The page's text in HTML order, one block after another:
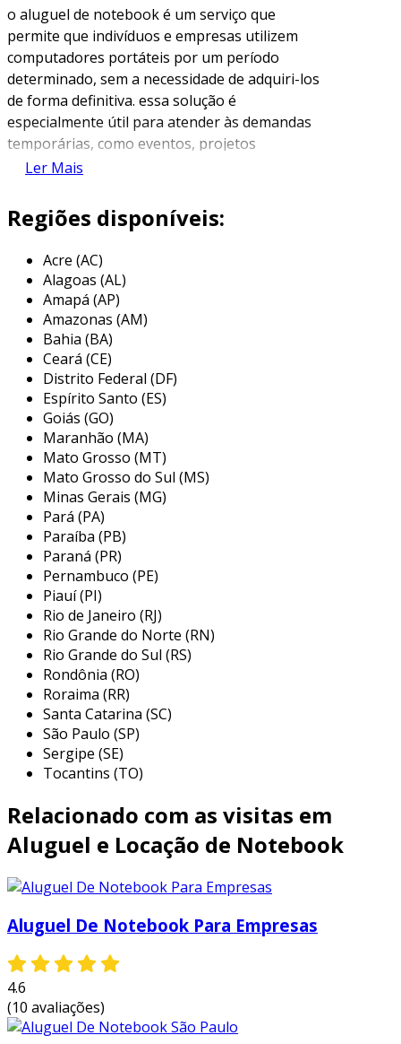
o aluguel de notebook é um serviço que
permite que indivíduos e empresas utilizem
computadores portáteis por um período
determinado, sem a necessidade de adquiri-los
de forma definitiva. essa solução é
especialmente útil para atender às demandas
temporárias, como eventos, projetos
específicos, ou para suprir a necessidade de
além de proporcionar flexibilidade, o aluguel de
performance, que atendem às últimas
exigências tecnológicas. com isso, usuários têm
acesso a máquinas atualizadas e com recursos
adequados, sem a necessidade de investir altos
valores em compra.
principais aplicações do aluguel de
notebook
o aluguel de notebook pode ser aplicado em
diversas situações, atendendo tanto pessoas
físicas quanto jurídicas. algumas das aplicações
mais comuns incluem:
eventos corporativos:
optam por alugar notebooks para
conferências, feiras e seminários, onde há
a necessidade de equipamentos para
apresentações ou para uso pelos
participantes.
projetos temporários:
equipe é formada para um projeto
específico, o aluguel de notebooks pode
ser uma solução prática para dotar todos
os membros da equipe com as
treinamentos e workshops:muitas
instituições educacionais e empresas
oferecem treinamentos e workshops que
requerem o uso de notebooks pelos
alternativa viável e econômica.
substituição temporária:
falhas em equipamentos próprios, o
aluguel de notebooks pode servir como
uma solução rápida enquanto se aguarda
Ler Mais
Regiões disponíveis:
Acre (AC)
Alagoas (AL)
Amapá (AP)
Amazonas (AM)
Bahia (BA)
Ceará (CE)
Distrito Federal (DF)
Espírito Santo (ES)
Goiás (GO)
Maranhão (MA)
Mato Grosso (MT)
Mato Grosso do Sul (MS)
Minas Gerais (MG)
Pará (PA)
Paraíba (PB)
Paraná (PR)
Pernambuco (PE)
Piauí (PI)
Rio de Janeiro (RJ)
Rio Grande do Norte (RN)
Rio Grande do Sul (RS)
Rondônia (RO)
Roraima (RR)
Santa Catarina (SC)
São Paulo (SP)
Sergipe (SE)
Tocantins (TO)
Relacionado com as visitas em
Aluguel e Locação de Notebook
Aluguel De Notebook Para Empresas
4.6
(10 avaliações)